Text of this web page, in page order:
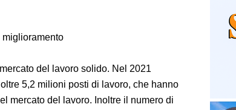
miglioramento
del lavoro solido. Nel 2021
5,2 milioni posti di lavoro, che hanno
mercato del lavoro. Inoltre il numero di